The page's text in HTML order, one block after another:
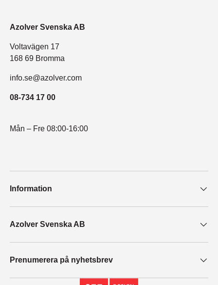
Azolver Svenska AB
Voltavägen 17
168 69 Bromma
info.se@azolver.com
08-734 17 00
Mån – Fre 08:00-16:00
Information
Azolver Svenska AB
Prenumerera på nyhetsbrev